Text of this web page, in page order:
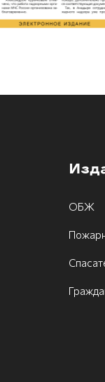
ОБЖ